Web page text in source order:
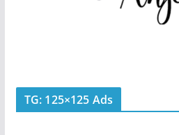
TG: 125×125 Ads